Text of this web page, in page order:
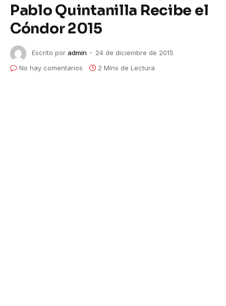
Pablo Quintanilla Recibe el
Cóndor 2015
Escrito por admin
24 de diciembre de 2015
No hay comentarios
2 Mins de Lectura